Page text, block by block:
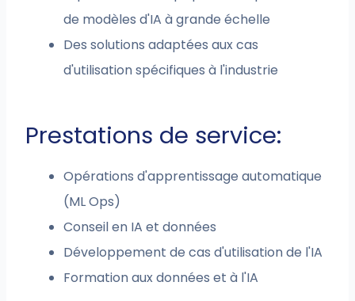
de modèles d'IA à grande échelle
Des solutions adaptées aux cas
d'utilisation spécifiques à l'industrie
Prestations de service:
Opérations d'apprentissage automatique
(ML Ops)
Conseil en IA et données
Développement de cas d'utilisation de l'IA
Formation aux données et à l'IA